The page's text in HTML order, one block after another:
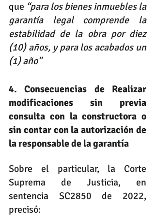
que “para los bienes inmuebles la
garantía legal comprende la
estabilidad de la obra por diez
(10) años, y para los acabados un
(1) año”
4. Consecuencias de Realizar
modificaciones sin previa
consulta con la constructora o
sin contar con la autorización de
la responsable de la garantía
Sobre el particular, la Corte
Suprema de Justicia, en
sentencia SC2850 de 2022,
precisó: